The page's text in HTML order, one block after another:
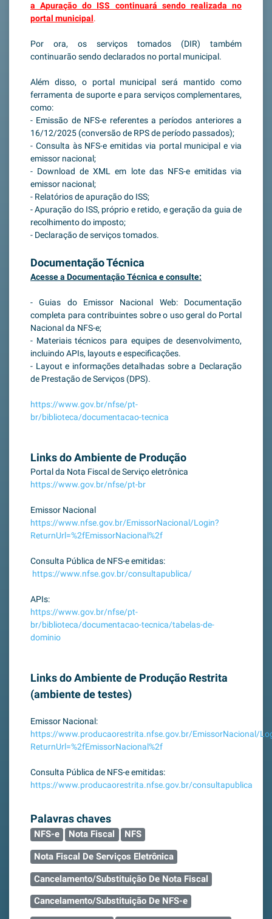
a Apuração do ISS continuará sendo realizada no
portal municipal.
Por ora, os serviços tomados (DIR) também
continuarão sendo declarados no portal municipal.
Além disso, o portal municipal será mantido como
ferramenta de suporte e para serviços complementares,
como:
- Emissão de NFS-e referentes a períodos anteriores a
16/12/2025 (conversão de RPS de período passados);
- Consulta às NFS-e emitidas via portal municipal e via
emissor nacional;
- Download de XML em lote das NFS-e emitidas via
emissor nacional;
- Relatórios de apuração do ISS;
- Apuração do ISS, próprio e retido, e geração da guia de
recolhimento do imposto;
- Declaração de serviços tomados.
Documentação Técnica
Acesse a Documentação Técnica e consulte:
- Guias do Emissor Nacional Web: Documentação
completa para contribuintes sobre o uso geral do Portal
Nacional da NFS-e;
- Materiais técnicos para equipes de desenvolvimento,
incluindo APIs, layouts e especificações.
- Layout e informações detalhadas sobre a Declaração
de Prestação de Serviços (DPS).
https://www.gov.br/nfse/pt-
br/biblioteca/documentacao-tecnica
Links do Ambiente de Produção
Portal da Nota Fiscal de Serviço eletrônica
https://www.gov.br/nfse/pt-br
Emissor Nacional
https://www.nfse.gov.br/EmissorNacional/Login?
ReturnUrl=%2fEmissorNacional%2f
Consulta Pública de NFS-e emitidas:
https://www.nfse.gov.br/consultapublica/
APIs:
https://www.gov.br/nfse/pt-
br/biblioteca/documentacao-tecnica/tabelas-de-
dominio
Links do Ambiente de Produção Restrita
(ambiente de testes)
Emissor Nacional:
https://www.producaorestrita.nfse.gov.br/EmissorNacional/
ReturnUrl=%2fEmissorNacional%2f
Consulta Pública de NFS-e emitidas:
https://www.producaorestrita.nfse.gov.br/consultapublica
Palavras chaves
NFS-e Nota Fiscal NFS
Nota Fiscal De Serviços Eletrônica
Cancelamento/Substituição De Nota Fiscal
Cancelamento/Substituição De NFS-e